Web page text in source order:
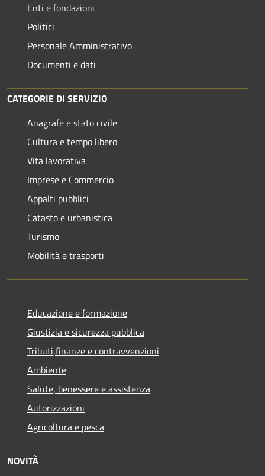
Enti e fondazioni
Politici
Personale Amministrativo
Documenti e dati
CATEGORIE DI SERVIZIO
Anagrafe e stato civile
Cultura e tempo libero
Vita lavorativa
Imprese e Commercio
Appalti pubblici
Catasto e urbanistica
Turismo
Mobilità e trasporti
Educazione e formazione
Giustizia e sicurezza pubblica
Tributi,finanze e contravvenzioni
Ambiente
Salute, benessere e assistenza
Autorizzazioni
Agricoltura e pesca
NOVITÀ